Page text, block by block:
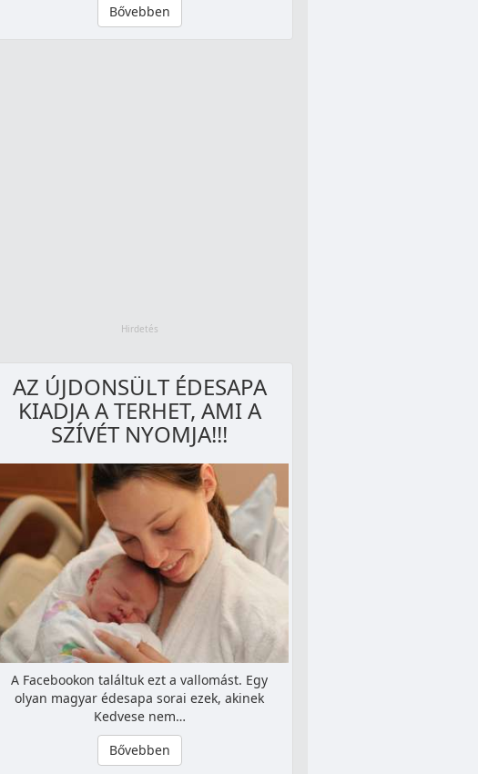
Bővebben
AZ ÚJDONSÜLT ÉDESAPA
KIADJA A TERHET, AMI A
SZÍVÉT NYOMJA!!!
A Facebookon találtuk ezt a vallomást. Egy
olyan magyar édesapa sorai ezek, akinek
Kedvese nem…
Bővebben